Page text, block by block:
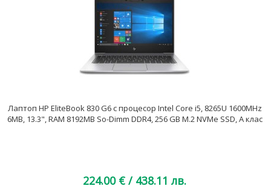
Лаптоп HP EliteBook 830 G6 с процесор Intel Core i5, 8265U 1600MHz
6MB, 13.3", RAM 8192MB So-Dimm DDR4, 256 GB M.2 NVMe SSD, A клас
224.00 € / 438.11 лв.